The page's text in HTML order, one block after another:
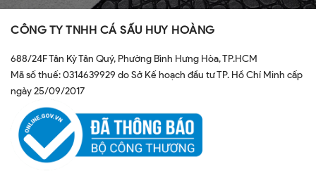
CÔNG TY TNHH CÁ SẤU HUY HOÀNG
688/24F Tân Kỳ Tân Quý, Phường Bình Hưng Hòa, TP.HCM
Mã số thuế: 0314639929 do Sở Kế hoạch đầu tư TP. Hồ Chí Minh cấp
ngày 25/09/2017